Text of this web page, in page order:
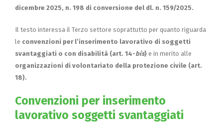
dicembre 2025, n. 198 di conversione del dl. n. 159/2025.
Il testo interessa il Terzo settore soprattutto per quanto riguarda
le convenzioni per l’inserimento lavorativo di soggetti
svantaggiati o con disabilità (art. 14-bis) e in merito alle
organizzazioni di volontariato della protezione civile (art.
18).
Convenzioni per inserimento
lavorativo soggetti svantaggiati